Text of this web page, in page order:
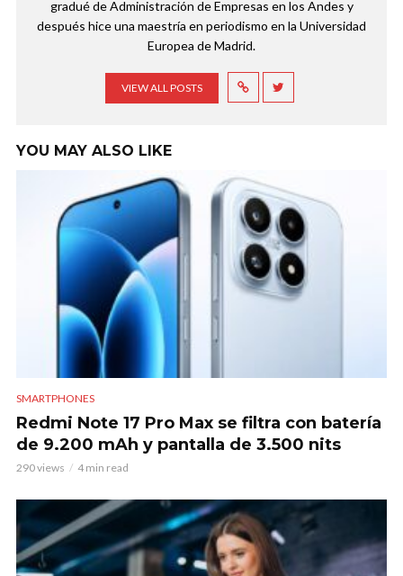
gradué de Administración de Empresas en los Andes y
después hice una maestría en periodismo en la Universidad
Europea de Madrid.
VIEW ALL POSTS
YOU MAY ALSO LIKE
SMARTPHONES
Redmi Note 17 Pro Max se filtra con batería
de 9.200 mAh y pantalla de 3.500 nits
290 views 4 min read